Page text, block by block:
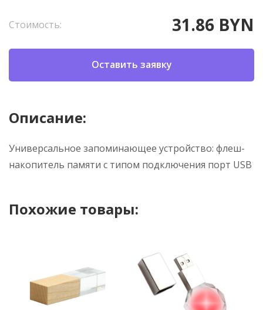
Стоимость: 31.86 BYN
Оставить заявку
Описание:
Универсальное запоминающее устройство: флеш-
накопитель памяти с типом подключения порт USB
Похожие товары: